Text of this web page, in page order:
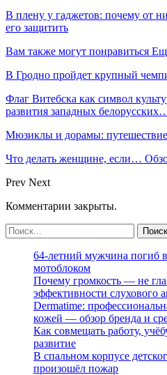
В плену у гаджетов: почему от
его защитить
Вам также могут понравиться
В Гродно пройдет крупный
Флаг Витебска как символ
развития западных
Мюзиклы и дорамы:
Что делать женщине, если…
Prev Next
Комментарии закрыты.
64-летний мужчина погиб
мотоблоком
Почему громкость — не
эффективности слухового
Dermatime:
кожей — обзор бренда и
Как совмещать работу,
развитие
В спальном корпусе
произошёл пожар